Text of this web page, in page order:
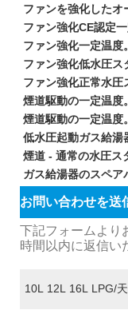
ファンを強化したオ
ファン強化CE認定
ファン強化一定温度
ファン強化低水圧ス
ファン強化正常水圧
煙道駆動の一定温度
煙道駆動の一定温度
低水圧起動ガス給湯
煙道 - 通常の水圧ス
ガス給湯器のスペア
お問い合わせを送
下記フォームより
時間以内に返信い